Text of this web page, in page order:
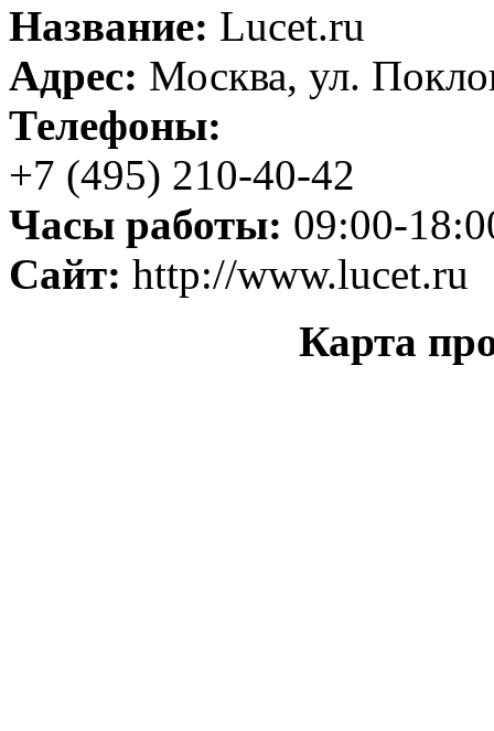
Название: Lucet.ru
Адрес: Москва, ул.
Телефоны:
+7 (495) 210-40-42
Часы работы: 09:00-
Сайт: http://www.lucet.ru
Карта